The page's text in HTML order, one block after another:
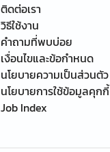
ติดต่อเรา
วิธีใช้งาน
คำถามที่พบบ่อย
เงื่อนไขและข้อกำหนด
นโยบายความเป็นส่วนตัว
นโยบายการใช้ข้อมูลคุกกี้
Job Index